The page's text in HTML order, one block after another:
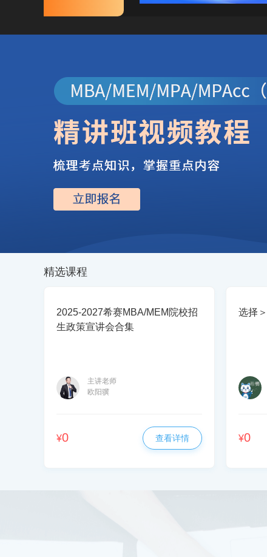
精选课程
2025-2027希赛MBA/MEM院校招
生政策宣讲会合集
主讲老师
欧阳骥
¥0 查看详情
选择
¥0